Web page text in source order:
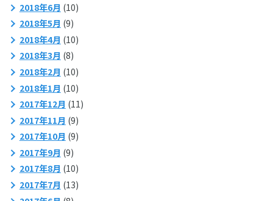
2018年6月 (10)
2018年5月 (9)
2018年4月 (10)
2018年3月 (8)
2018年2月 (10)
2018年1月 (10)
2017年12月 (11)
2017年11月 (9)
2017年10月 (9)
2017年9月 (9)
2017年8月 (10)
2017年7月 (13)